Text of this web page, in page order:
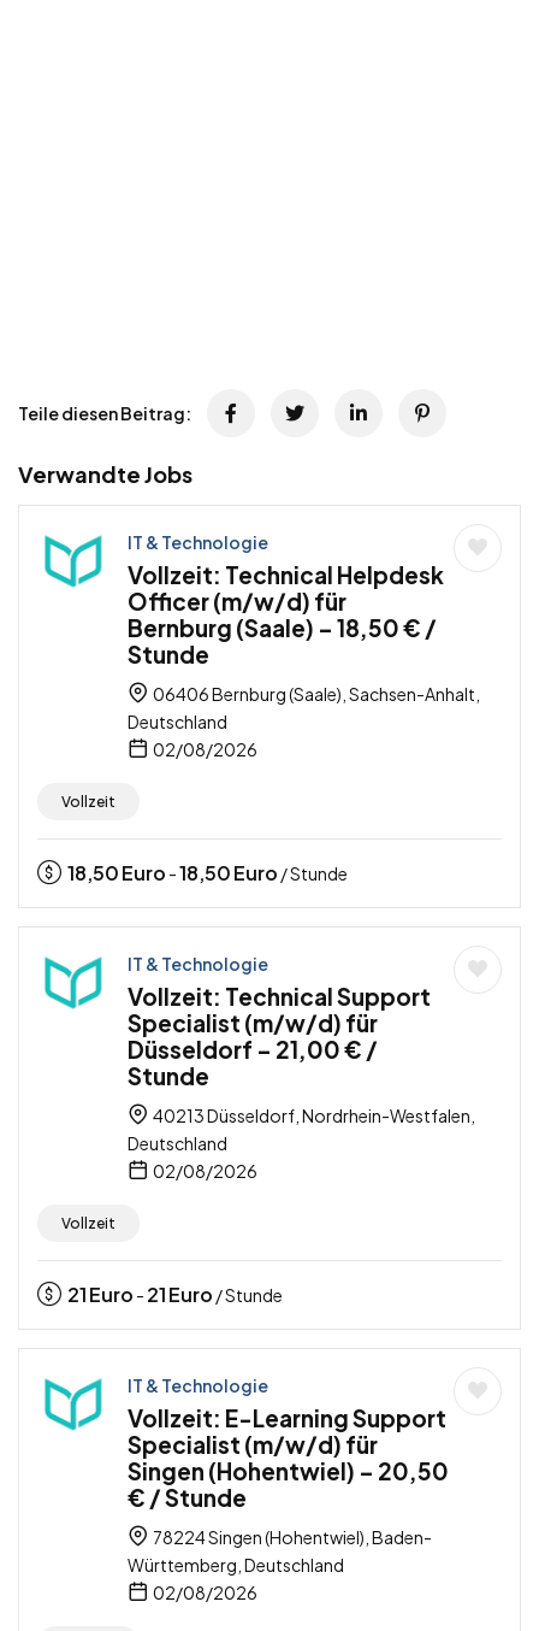
Teile diesen Beitrag:
Verwandte Jobs
IT & Technologie
Vollzeit: Technical Helpdesk
Officer (m/w/d) für
Bernburg (Saale) – 18,50 € /
Stunde
06406 Bernburg (Saale), Sachsen-Anhalt,
Deutschland
02/08/2026
Vollzeit
18,50Euro -18,50Euro / Stunde
IT & Technologie
Vollzeit: Technical Support
Specialist (m/w/d) für
Düsseldorf – 21,00 € /
Stunde
40213 Düsseldorf, Nordrhein-Westfalen,
Deutschland
02/08/2026
Vollzeit
21Euro - 21Euro / Stunde
IT & Technologie
Vollzeit: E-Learning Support
Specialist (m/w/d) für
Singen (Hohentwiel) – 20,50
€ / Stunde
78224 Singen (Hohentwiel), Baden-
Württemberg, Deutschland
02/08/2026